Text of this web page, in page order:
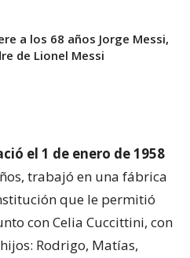
a los 68 años Jorge Messi,
de Lionel Messi
el 1 de enero de 1958
trabajó en una fábrica
que le permitió
con Celia Cuccittini, con
Rodrigo, Matías,